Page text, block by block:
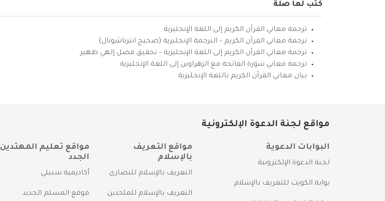
كتب لها صلة
ترجمة معاني القرآن الكريم إلى اللغة الإنجليزية
ترجمة معاني القرآن الكريم – الترجمة الإنجليزية (صحيح انترناشونال)
ترجمة معاني القرآن الكريم إلى اللغة الإنجليزية – تحقيق فضل إلهي ظهير
ترجمة معاني سورة الفاتحة مع الزهراوين إلى اللغة الإنجليزية
بيان معاني القرآن الكريم باللغة الإنجليزية
مواقع لجنة الدعوة الإلكترونية
البوابات الدعوية
لجنة الدعوة الإلكترونية
بوابة الكويت للتعريف بالإسلام
مواقع التعريف
بالإسلام
التعريف بالإسلام للنصارى
التعريف بالإسلام للملحدين
مواقع تعليم المهتدين
الجدد
أكاديمية سبيلي
موقع المسلم الجديد